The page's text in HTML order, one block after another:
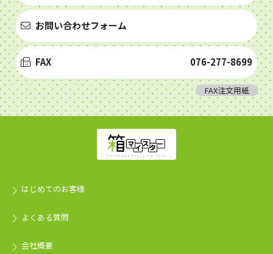
お問い合わせフォーム
FAX 076-277-8699
FAX注文用紙
はじめてのお客様
よくある質問
会社概要